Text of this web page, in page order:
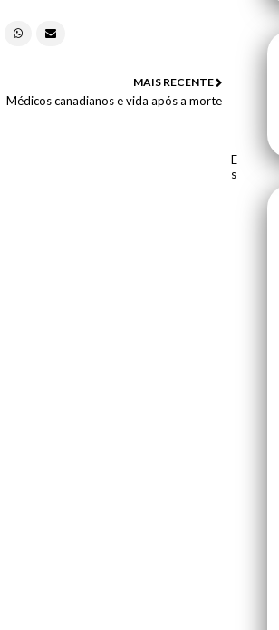
MAIS RECENTE
Médicos canadianos e vida após a morte
E
s